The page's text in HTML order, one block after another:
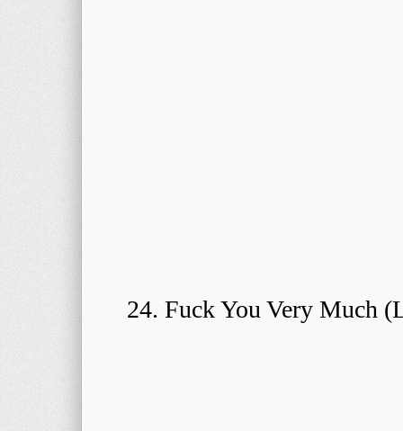
24. Fuck You Very Much